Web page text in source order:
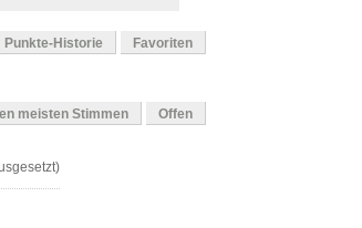
Punkte-Historie Favoriten
meisten Stimmen Offen